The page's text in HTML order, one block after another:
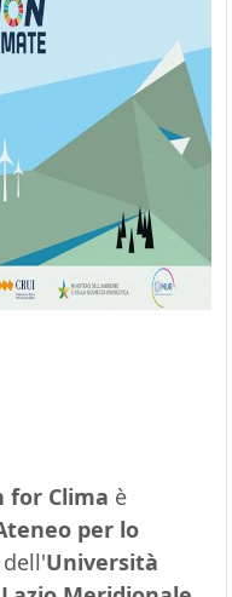
for Clima è
per lo
dell'Università